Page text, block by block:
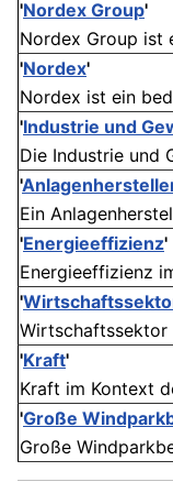
'Nordex Group'
Nordex Group ist
'Nordex'
Nordex ist ein
'Industrie und
Die Industrie und
'
Ein
'Energieeffizienz'
Energieeffizienz
'
Wirtschaftssektor
'Kraft'
Kraft im Kontext
'Große
Große